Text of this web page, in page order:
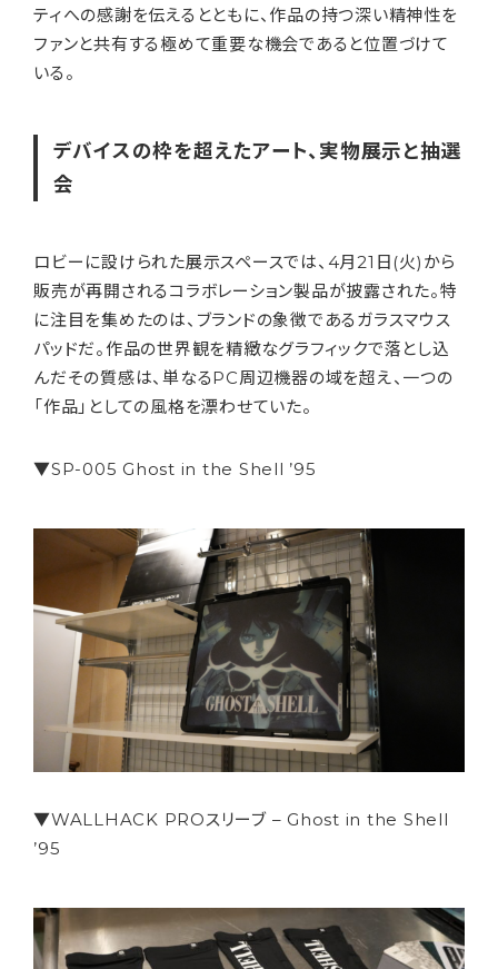
ティへの感謝を伝えるとともに、作品の持つ深い精神性を
ファンと共有する極めて重要な機会であると位置づけて
いる。
デバイスの枠を超えたアート、実物展示と抽選
会
ロビーに設けられた展示スペースでは、4月21日(火)から
販売が再開されるコラボレーション製品が披露された。特
に注目を集めたのは、ブランドの象徴であるガラスマウス
パッドだ。作品の世界観を精緻なグラフィックで落とし込
んだその質感は、単なるPC周辺機器の域を超え、一つの
「作品」としての風格を漂わせていた。
▼SP-005 Ghost in the Shell ’95
▼WALLHACK PROスリーブ – Ghost in the Shell
’95